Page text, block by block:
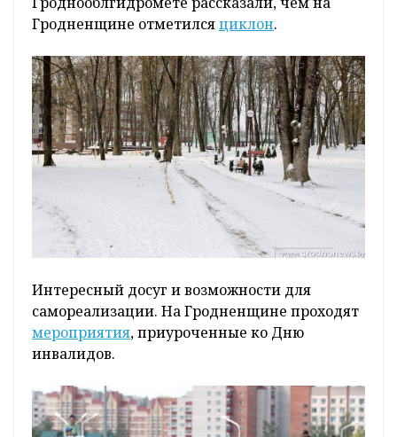
Гродненщине отметилсяциклон.
Интересный досуг и возможности для
самореализации. На Гродненщине проходят
мероприятия, приуроченные ко Дню
инвалидов.